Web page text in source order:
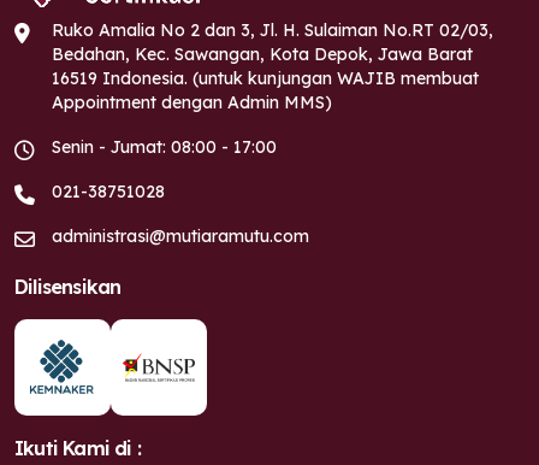
Ruko Amalia No 2 dan 3, Jl. H. Sulaiman No.RT 02/03,
Bedahan, Kec. Sawangan, Kota Depok, Jawa Barat
16519 Indonesia. (untuk kunjungan WAJIB membuat
Appointment dengan Admin MMS)
Senin - Jumat: 08:00 - 17:00
021-38751028
administrasi@mutiaramutu.com
Dilisensikan
Ikuti Kami di :